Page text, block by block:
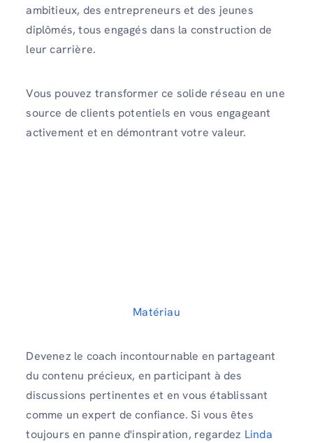
ambitieux, des entrepreneurs et des jeunes
diplômés, tous engagés dans la construction de
leur carrière.
Vous pouvez transformer ce solide réseau en une
source de clients potentiels en vous engageant
activement et en démontrant votre valeur.
Matériau
Devenez le coach incontournable en partageant
du contenu précieux, en participant à des
discussions pertinentes et en vous établissant
comme un expert de confiance. Si vous êtes
toujours en panne d'inspiration, regardez Linda